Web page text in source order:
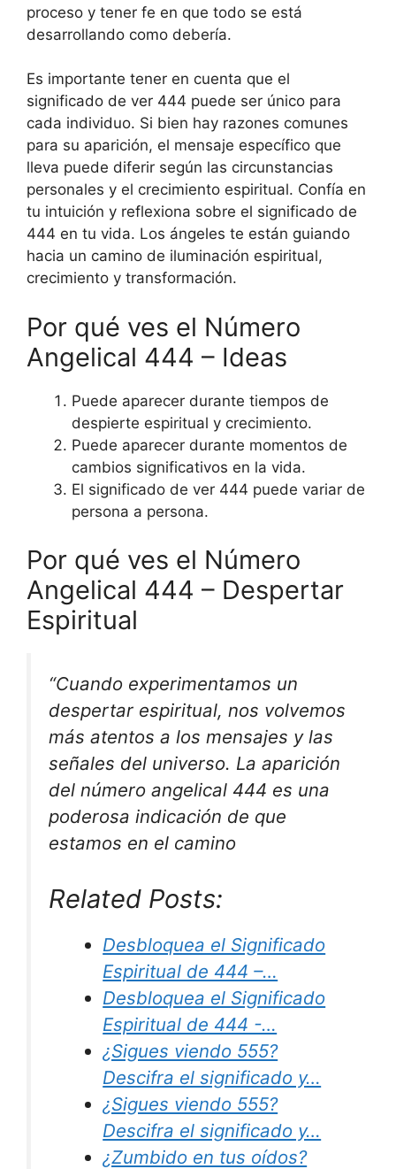
proceso y tener fe en que todo se está
desarrollando como debería.
Es importante tener en cuenta que el
significado de ver 444 puede ser único para
cada individuo. Si bien hay razones comunes
para su aparición, el mensaje específico que
lleva puede diferir según las circunstancias
personales y el crecimiento espiritual. Confía en
tu intuición y reflexiona sobre el significado de
444 en tu vida. Los ángeles te están guiando
hacia un camino de iluminación espiritual,
crecimiento y transformación.
Por qué ves el Número
Angelical 444 – Ideas
Puede aparecer durante tiempos de
despierte espiritual y crecimiento.
Puede aparecer durante momentos de
cambios significativos en la vida.
El significado de ver 444 puede variar de
persona a persona.
Por qué ves el Número
Angelical 444 – Despertar
Espiritual
“Cuando experimentamos un
despertar espiritual, nos volvemos
más atentos a los mensajes y las
señales del universo. La aparición
del número angelical 444 es una
poderosa indicación de que
estamos en el camino
Related Posts:
Desbloquea el Significado
Espiritual de 444 –…
Desbloquea el Significado
Espiritual de 444 -…
¿Sigues viendo 555?
Descifra el significado y…
¿Sigues viendo 555?
Descifra el significado y…
¿Zumbido en tus oídos?